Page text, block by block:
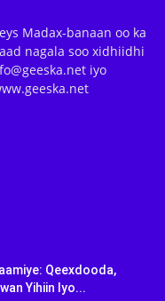
Madax-banaan oo ka
nagala soo xidhiidhi
iyo
Qeexdooda,
Yihiin Iyo...